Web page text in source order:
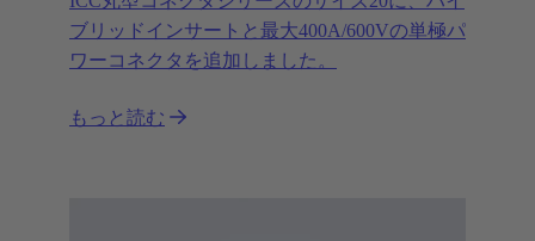
ブリッドインサートと最大400A/600Vの単極パ
ワーコネクタを追加しました。
もっと読む